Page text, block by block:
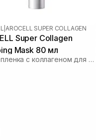
|AROCELL SUPER COLLAGEN
Super Collagen
Mask 80 мл
Маска-пленка с коллагеном для увлажнения и лифтинга